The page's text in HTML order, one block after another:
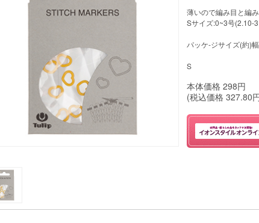
薄いので編み目と編
Sサイズ:0~3号(2.10-
パッケ-ジサイズ(約)
S
本体価格 298円
(税込価格 327.80